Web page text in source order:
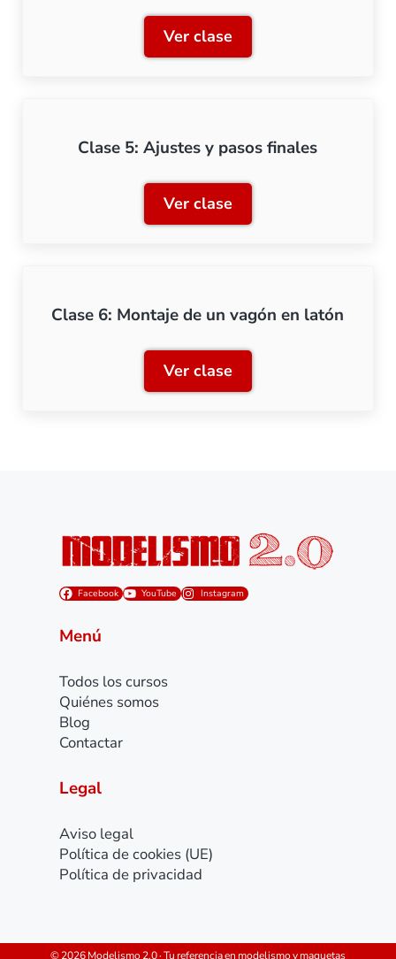
Ver claseClase 4: Soldadura de
Clase 5: Ajustes y pasos finales
Ver claseClase 5: Ajustes y pasos
Clase 6: Montaje de un vagón en latón
Ver claseClase 6: Montaje de un
Facebook YouTube Instagram
Menú
Todos los cursos
Quiénes somos
Blog
Contactar
Legal
Aviso legal
Política de cookies (UE)
Política de privacidad
© 2026 Modelismo 2.0 · Tu referencia en modelismo y maquetas